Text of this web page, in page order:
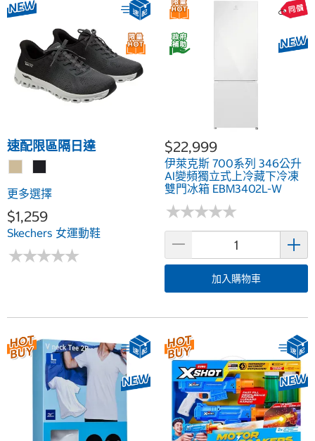
速配限區隔日達
更多選擇
$1,259
Skechers 女運動鞋
★★★★★
★★★★★
$22,999
伊萊克斯 700系列 346公升
AI變頻獨立式上冷藏下冷凍
雙門冰箱 EBM3402L-W
★★★★★
★★★★★
加入購物車